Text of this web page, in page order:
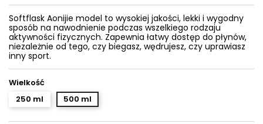
Softflask Aonijie model to wysokiej jakości, lekki i wygodny
sposób na nawodnienie podczas wszelkiego rodzaju
aktywności fizycznych. Zapewnia łatwy dostęp do płynów,
niezależnie od tego, czy biegasz, wędrujesz, czy uprawiasz
inny sport.
Wielkość
250 ml
500 ml